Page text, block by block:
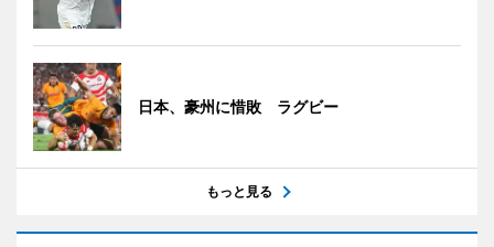
日本、豪州に惜敗 ラグビー
もっと見る